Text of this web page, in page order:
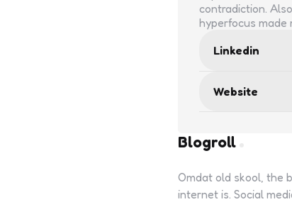
contradiction.
hyperfocus made
Linkedin
Website
Blogroll
Omdat old skool, the
internet is. Social